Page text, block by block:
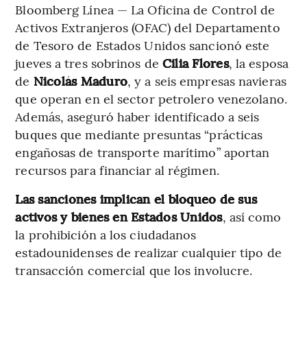
Bloomberg Línea — La Oficina de Control de
Activos Extranjeros (OFAC) del Departamento
de Tesoro de Estados Unidos sancionó este
jueves a tres sobrinos de Cilia Flores, la esposa
de Nicolás Maduro, y a seis empresas navieras
que operan en el sector petrolero venezolano.
Además, aseguró haber identificado a seis
buques que mediante presuntas “prácticas
engañosas de transporte marítimo” aportan
recursos para financiar al régimen.
Las sanciones implican el bloqueo de sus
activos y bienes en Estados Unidos, así como
la prohibición a los ciudadanos
estadounidenses de realizar cualquier tipo de
transacción comercial que los involucre.